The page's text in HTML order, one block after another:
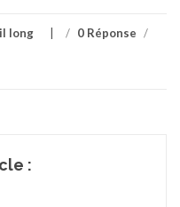
long / 0 Réponse /
: